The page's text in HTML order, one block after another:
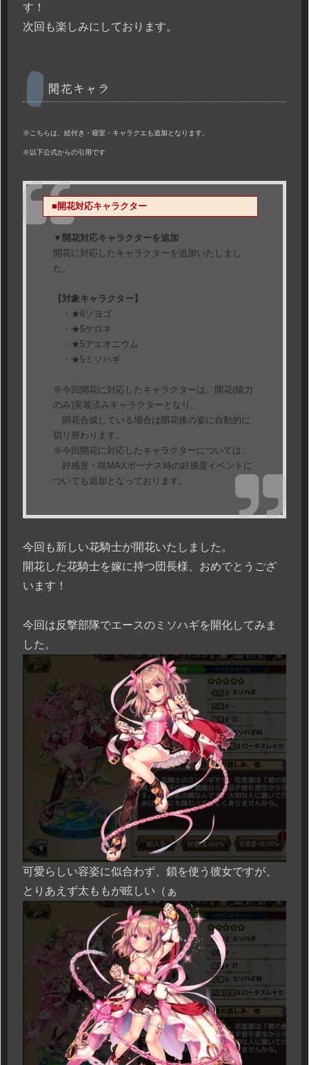
す！
次回も楽しみにしております。
開花キャラ
※こちらは、絵付き・寝室・キャラクエも追加となります。
※以下公式からの引用です
■開花対応キャラクター
▼開花対応キャラクターを追加
開花に対応したキャラクターを追加いたしまし
た。
【対象キャラクター】
・★6ソヨゴ
・★5ケロネ
・★5アエオニウム
・★5ミソハギ
※今回開花に対応したキャラクターは、開花(能力
のみ)実装済みキャラクターとなり、
開花合成している場合は開花後の姿に自動的に
切り替わります。
※今回開花に対応したキャラクターについては、
好感度・咲MAXボーナス時の好感度イベントに
ついても追加となっております。
今回も新しい花騎士が開花いたしました。
開花した花騎士を嫁に持つ団長様、おめでとうござ
います！
今回は反撃部隊でエースのミソハギを開化してみま
した。
可愛らしい容姿に似合わず、鎖を使う彼女ですが、
とりあえず太ももが眩しい（ぁ